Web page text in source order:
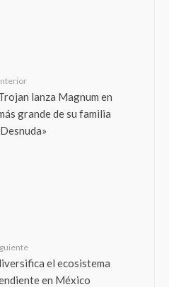
lanza Magnum en
grande de su familia
el ecosistema
en México